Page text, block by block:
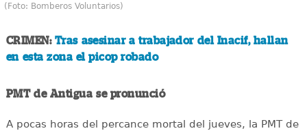
(Foto: Bomberos Voluntarios)
CRIMEN: Tras asesinar a trabajador del Inacif, hallan
en esta zona el picop robado
PMT de Antigua se pronunció
A pocas horas del percance mortal del jueves, la PMT de